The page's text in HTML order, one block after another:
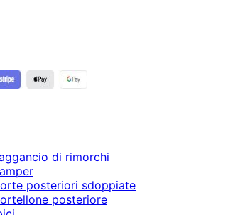
di rimorchi
posteriori sdoppiate
posteriore